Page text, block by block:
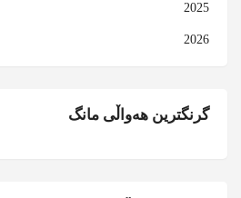
2025
2026
گرنگترین هەواڵی مانگ